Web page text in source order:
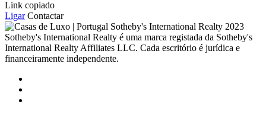
Link copiado
Ligar Contactar
2023
Sotheby's International Realty é uma marca registada da Sotheby's
International Realty Affiliates LLC. Cada escritório é jurídica e
financeiramente independente.